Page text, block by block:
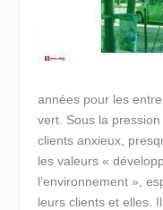
années pour les
vert. Sous la
clients anxieux,
les valeurs «
l’environnement »,
leurs clients et elles.